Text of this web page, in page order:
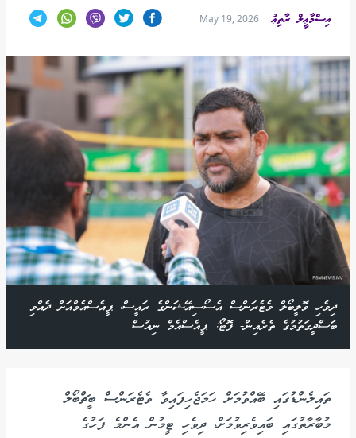
އިސްމާޢީލް ރާތިޢު May 19, 2026
ދިވެހި ވޮލީބޯލް ވެޓެރަންސް އެސޯސިއޭޝަންގެ ރައީސް، ޕީއެސްއެމްއަށް ދެއްވި
ބަސްދީގަތުމުގެ ތެރެއިން- ފޮޓޯ: ޕީއެސްއެމް ނިއުސް
ތައިލެންޑުގައި ބޭއްވުމަށް ހަމަޖެހިފައިވާ ވެޓެރަންސް ބީޗްބޯލް
މުބާރާތުގައި ބައިވެރިވުމަށް، ދިވެހި ޓީމުން އެންމެ ފަހުގެ